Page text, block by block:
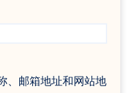
、邮箱地址和网站地